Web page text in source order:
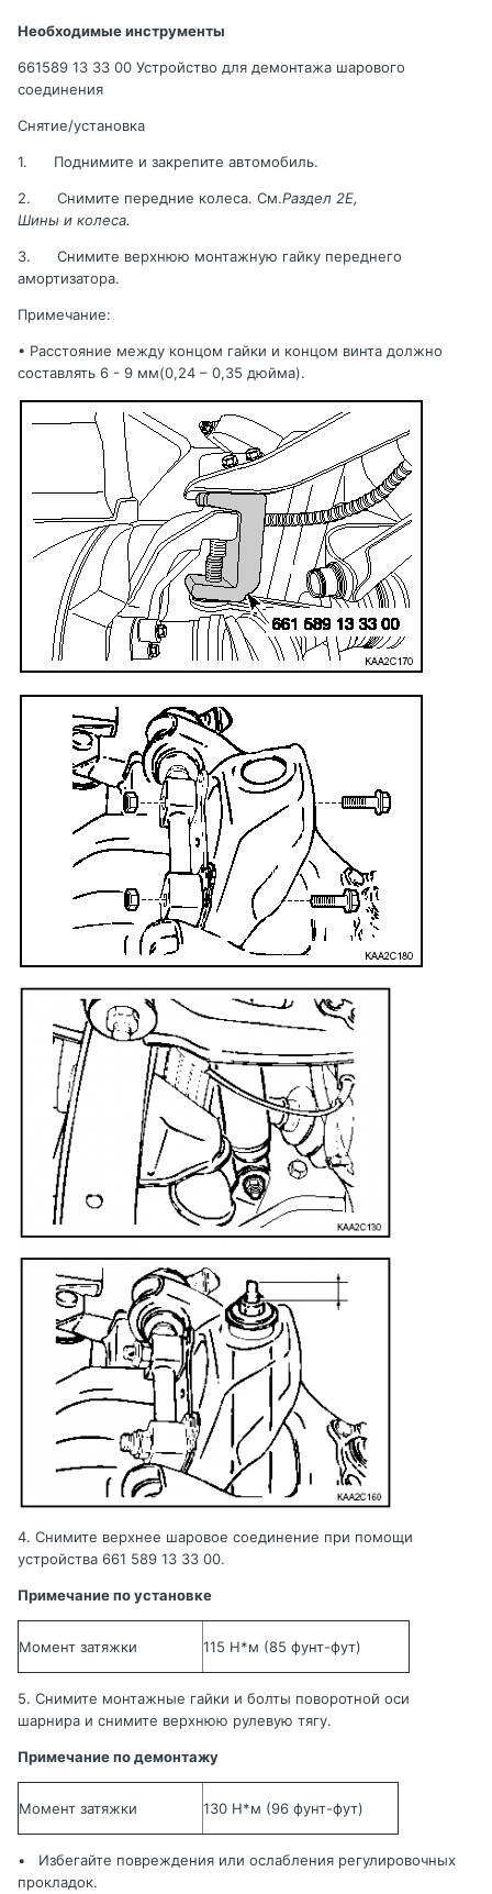
Необходимые инструменты
661589 13 33 00 Устройство для демонтажа шарового
соединения
Снятие/установка
1. Поднимите и закрепите автомобиль.
2. Снимите передние колеса. См.Раздел 2E,
Шины и колеса.
3.
Снимите верхнюю монтажную гайку переднего
амортизатора.
Примечание:
• Расстояние между концом гайки и концом винта должно
составлять 6 - 9 мм(0,24 – 0,35 дюйма).
4. Снимите верхнее шаровое соединение при помощи
устройства 661 589 13 33 00.
Примечание по установке
Момент затяжки 115 Н*м (85 фунт-фут)
5. Снимите монтажные гайки и болты поворотной оси
шарнира и снимите верхнюю рулевую тягу.
Примечание по демонтажу
Момент затяжки 130 Н*м (96 фунт-фут)
•
Избегайте повреждения или ослабления регулировочных
прокладок.